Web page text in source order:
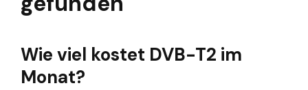
Wie viel kostet DVB-T2 im
Monat?